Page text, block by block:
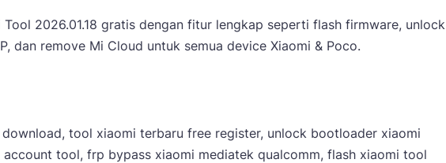
Tool 2026.01.18 gratis dengan fitur lengkap seperti flash firmware, unlock
dan remove Mi Cloud untuk semua device Xiaomi & Poco.
tool xiaomi terbaru free register, unlock bootloader xiaomi
tool, frp bypass xiaomi mediatek qualcomm, flash xiaomi tool